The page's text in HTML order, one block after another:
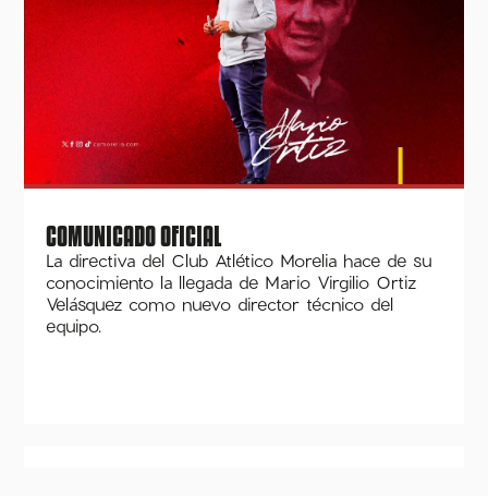
COMUNICADO OFICIAL
La directiva del Club Atlético Morelia hace de su
conocimiento la llegada de Mario Virgilio Ortiz
Velásquez como nuevo director técnico del
equipo.